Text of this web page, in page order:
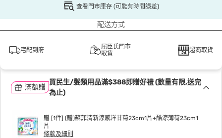
查看門市庫存 (可能有時間誤差)
配送方式
宅配到府
屈臣氏門市
取貨
超商取貨
滿額贈
買民生/髮類用品滿$388即贈好禮 (數量有限,送完
為止)
贈 [1件] (贈)蘇菲清新涼感洋甘菊23cm1片+酷涼薄荷23cm1
片
條款及細則